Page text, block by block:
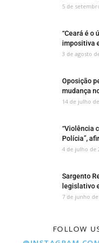
5 de
“Ceará é o
impositiva
3 de agosto
Oposição
mudança
14 de julho
“Violência
Polícia”,
4 de julho de
Sargento
legislativo
7 de junho de
FOLLOW